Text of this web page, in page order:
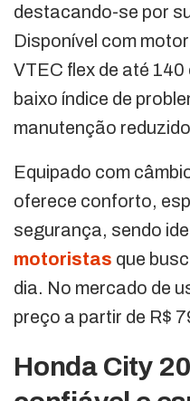
destacando-se por
Disponível com
VTEC flex de até
baixo índice de
manutenção
Equipado com
oferece conforto,
segurança, sendo
motoristas que
dia. No mercado de
preço a partir de R$
Honda City